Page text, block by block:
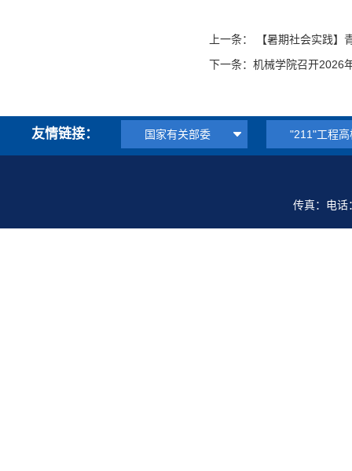
上一条：
【暑期社会实践
下一条： 机械学院召开2026
友情链接： 国家有关部委 "211"工程高
传真：电话